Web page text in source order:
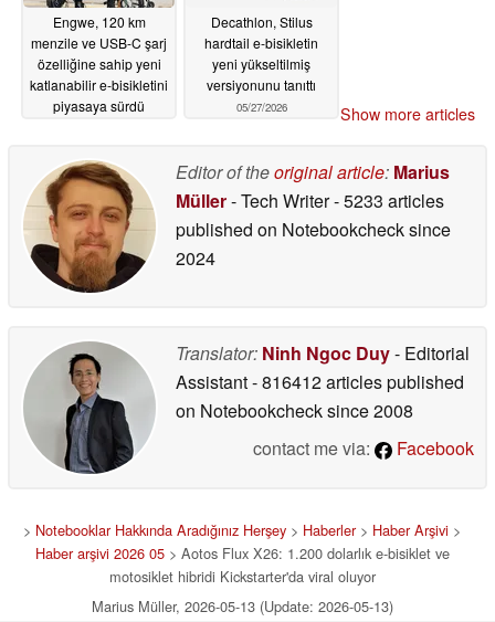
Engwe, 120 km
menzile ve USB-C şarj
özelliğine sahip yeni
katlanabilir e-bisikletini
piyasaya sürdü
Decathlon, Stilus
hardtail e-bisikletin
yeni yükseltilmiş
versiyonunu tanıttı
05/27/2026 Show more articles
Editor of theoriginal article: Marius
Müller- Tech Writer- 5233 articles
published on Notebookchecksince
2024
Translator: Ninh Ngoc Duy- Editorial
Assistant- 816412 articles published
on Notebookchecksince 2008
contact me via:
Facebook
> Notebooklar Hakkında Aradığınız Herşey > Haberler> Haber Arşivi >
Haber arşivi 2026 05> Aotos Flux X26: 1.200 dolarlık e-bisiklet ve
motosiklet hibridi Kickstarter'da viral oluyor
Marius Müller, 2026-05-13 (Update: 2026-05-13)